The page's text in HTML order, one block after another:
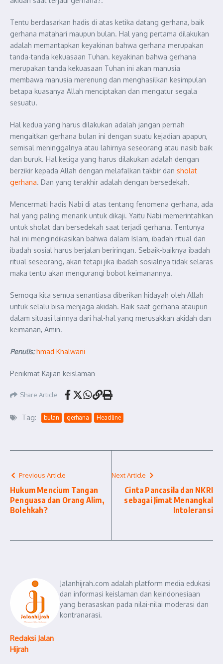
Tentu berdasarkan hadis di atas ketika datang gerhana, baik
gerhana matahari maupun bulan. Hal yang pertama dilakukan
adalah memantapkan keyakinan bahwa gerhana merupakan
tanda-tanda kekuasaan Tuhan. keyakinan bahwa gerhana
merupakan tanda kekuasaan Tuhan ini akan manusia
membawa manusia merenung dan menghasilkan kesimpulan
betapa kuasanya Allah menciptakan dan mengatur segala
sesuatu.
Hal kedua yang harus dilakukan adalah jangan pernah
mengaitkan gerhana bulan ini dengan suatu kejadian apapun,
semisal meninggalnya atau lahirnya seseorang atau nasib baik
dan buruk. Hal ketiga yang harus dilakukan adalah dengan
berzikir kepada Allah dengan melafalkan takbir dan sholat
gerhana. Dan yang terakhir adalah dengan bersedekah.
Mencermati hadis Nabi di atas tentang fenomena gerhana, ada
hal yang paling menarik untuk dikaji. Yaitu Nabi memerintahkan
untuk sholat dan bersedekah saat terjadi gerhana. Tentunya
hal ini mengindikasikan bahwa dalam Islam, ibadah ritual dan
ibadah sosial harus berjalan beriringan. Sebaik-baiknya ibadah
ritual seseorang, akan tetapi jika ibadah sosialnya tidak selaras
maka tentu akan mengurangi bobot keimanannya.
Semoga kita semua senantiasa diberikan hidayah oleh Allah
untuk selalu bisa menjaga akidah. Baik saat gerhana ataupun
dalam situasi lainnya dari hal-hal yang merusakkan akidah dan
keimanan, Amin.
Penulis: hmad Khalwani
Penikmat Kajian keislaman
Share Article
Tag: bulan gerhana Headline
Previous Article
Hukum Mencium Tangan
Penguasa dan Orang Alim,
Bolehkah?
Next Article
Cinta Pancasila dan NKRI
sebagai Jimat Menangkal
Intoleransi
Redaksi Jalan
Hijrah
Jalanhijrah.com adalah platform media edukasi
dan informasi keislaman dan keindonesiaan
yang berasaskan pada nilai-nilai moderasi dan
kontranarasi.